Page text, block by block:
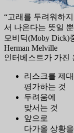
“고래를 두려워하
서 나온다는 뜻일
모비딕(Moby Dick)
Herman Melville
인터베스트가 가진
리스크를 제
평가하는 것
두려움에
맞서는 것
앞으로
다가올 상황을